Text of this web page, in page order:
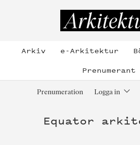
Arkiv e-Arkitektur
Prenumerant
Prenumeration Logga in
Equator